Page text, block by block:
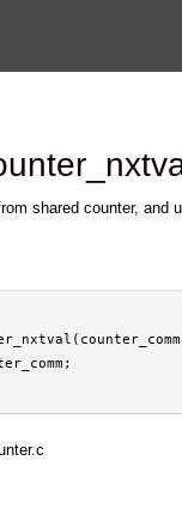
shared counter, and